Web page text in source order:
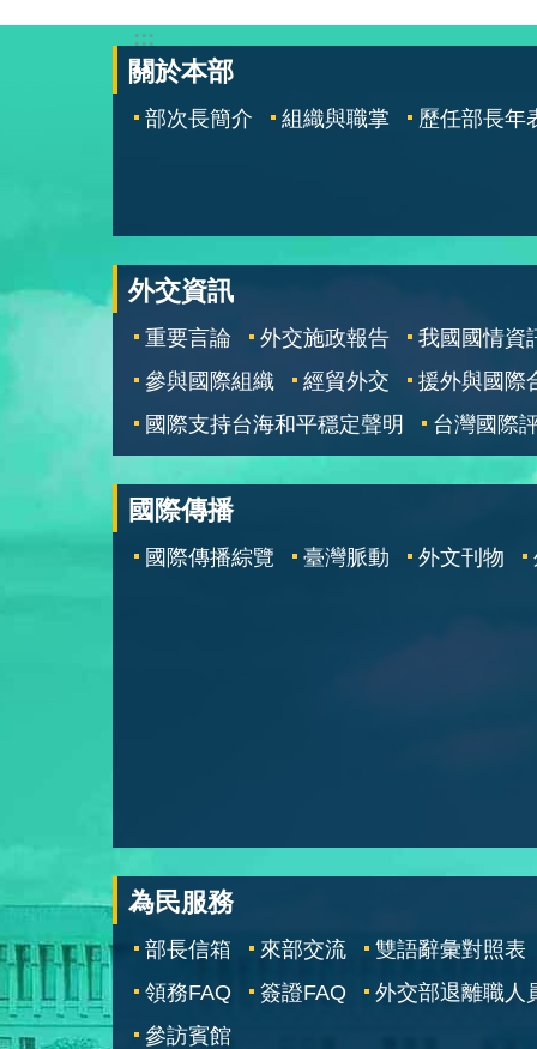
:::
關於本部
部次長簡介 組織與職掌 歷任部長年
外交資訊
重要言論 外交施政報告
我國國情資
參與國際組織
經貿外交
援外與國際
國際支持台海和平穩定聲明
台灣國際
國際傳播
國際傳播綜覽 臺灣脈動 外文刊物
為民服務
部長信箱 來部交流
雙語辭彙對照表
領務FAQ
簽證FAQ
外交部退離職人
參訪賓館